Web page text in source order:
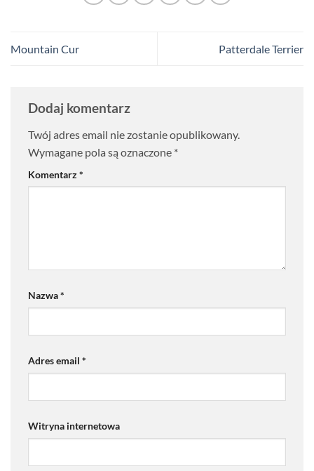
Mountain Cur Patterdale Terrier
Dodaj komentarz
Twój adres email nie zostanie opublikowany.
Wymagane pola są oznaczone *
Komentarz*
Nazwa*
Adres email *
Witryna internetowa